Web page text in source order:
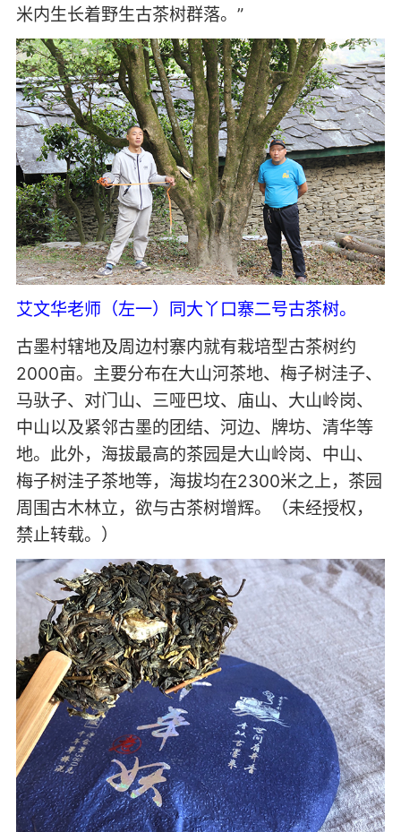
米内生长着野生古茶树群落。”
艾文华老师（左一）同大丫口寨二号古茶树。
古墨村辖地及周边村寨内就有栽培型古茶树约
2000亩。主要分布在大山河茶地、梅子树洼子、
马驮子、对门山、三哑巴坟、庙山、大山岭岗、
中山以及紧邻古墨的团结、河边、牌坊、清华等
地。此外，海拔最高的茶园是大山岭岗、中山、
梅子树洼子茶地等，海拔均在2300米之上，茶园
周围古木林立，欲与古茶树增辉。（未经授权，
禁止转载。）